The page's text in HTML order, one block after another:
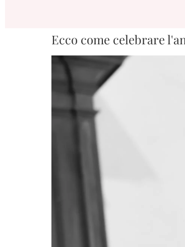
Ecco come celebrare